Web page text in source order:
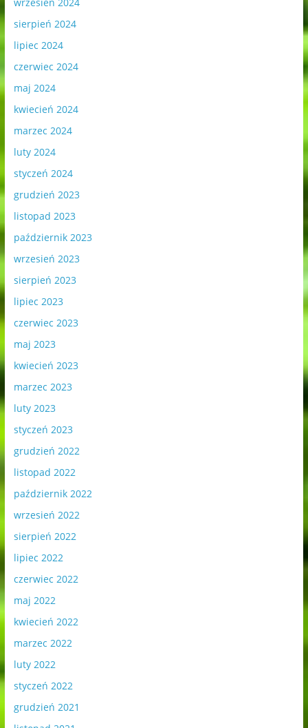
wrzesień 2024
sierpień 2024
lipiec 2024
czerwiec 2024
maj 2024
kwiecień 2024
marzec 2024
luty 2024
styczeń 2024
grudzień 2023
listopad 2023
październik 2023
wrzesień 2023
sierpień 2023
lipiec 2023
czerwiec 2023
maj 2023
kwiecień 2023
marzec 2023
luty 2023
styczeń 2023
grudzień 2022
listopad 2022
październik 2022
wrzesień 2022
sierpień 2022
lipiec 2022
czerwiec 2022
maj 2022
kwiecień 2022
marzec 2022
luty 2022
styczeń 2022
grudzień 2021